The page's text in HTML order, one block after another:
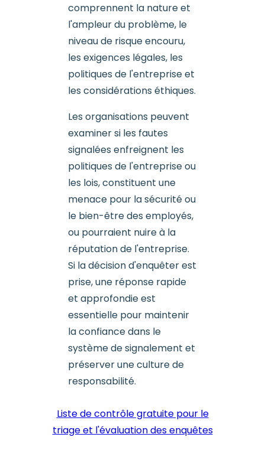
comprennent la nature et
l'ampleur du problème, le
niveau de risque encouru,
les exigences légales, les
politiques de l'entreprise et
les considérations éthiques.
Les organisations peuvent
examiner si les fautes
signalées enfreignent les
politiques de l'entreprise ou
les lois, constituent une
menace pour la sécurité ou
le bien-être des employés,
ou pourraient nuire à la
réputation de l'entreprise.
Si la décision d'enquêter est
prise, une réponse rapide
et approfondie est
essentielle pour maintenir
la confiance dans le
système de signalement et
préserver une culture de
responsabilité.
Liste de contrôle gratuite pour le
triage et l'évaluation des enquêtes